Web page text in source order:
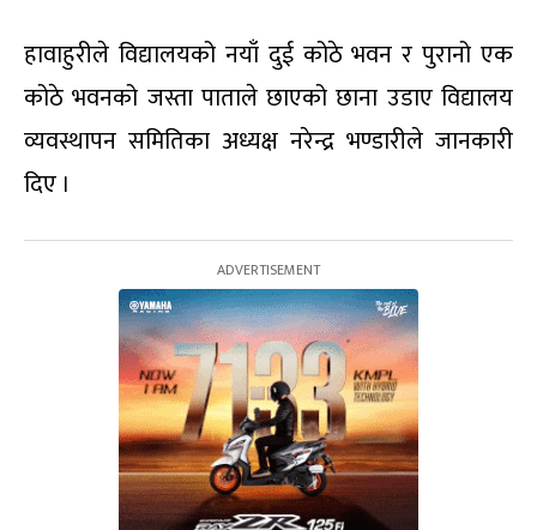
हावाहुरीले विद्यालयको नयाँ दुई कोठे भवन र पुरानो एक
कोठे भवनको जस्ता पाताले छाएको छाना उडाए विद्यालय
व्यवस्थापन समितिका अध्यक्ष नरेन्द्र भण्डारीले जानकारी
दिए ।